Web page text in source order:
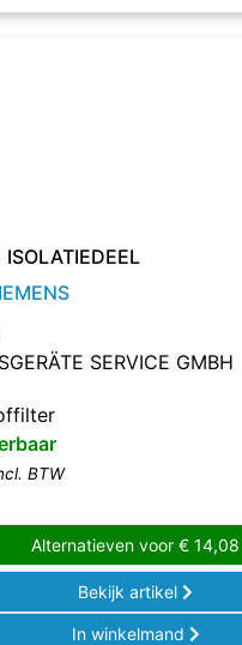
SERVICE GMBH
BTW
Alternatieven voor € 14,08
Bekijk artikel
In winkelmand